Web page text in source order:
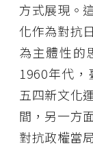
方式展現。
化作為對抗
為主體性的
1960年代，
五四新文化
間，另一方
對抗政權當